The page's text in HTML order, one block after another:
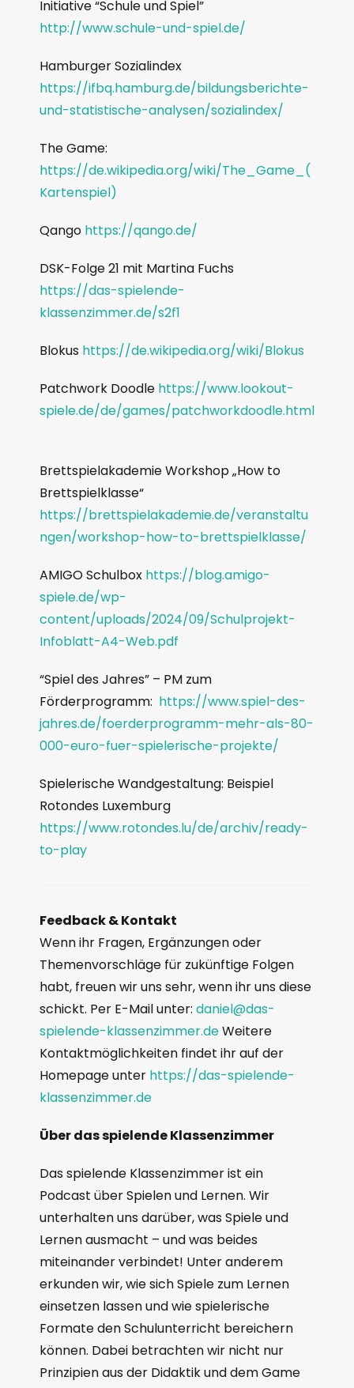
Initiative “Schule und Spiel”
http://www.schule-und-spiel.de/
Hamburger Sozialindex
https://ifbq.hamburg.de/bildungsberichte-
und-statistische-analysen/sozialindex/
The Game:
https://de.wikipedia.org/wiki/The_Game_(
Kartenspiel)
Qango https://qango.de/
DSK-Folge 21 mit Martina Fuchs
https://das-spielende-
klassenzimmer.de/s2f1
Blokus https://de.wikipedia.org/wiki/Blokus
Patchwork Doodle https://www.lookout-
spiele.de/de/games/patchworkdoodle.html
Brettspielakademie Workshop „How to
Brettspielklasse“
https://brettspielakademie.de/veranstaltu
ngen/workshop-how-to-brettspielklasse/
AMIGO Schulbox https://blog.amigo-
spiele.de/wp-
content/uploads/2024/09/Schulprojekt-
Infoblatt-A4-Web.pdf
“Spiel des Jahres” – PM zum
Förderprogramm: https://www.spiel-des-
jahres.de/foerderprogramm-mehr-als-80-
000-euro-fuer-spielerische-projekte/
Spielerische Wandgestaltung: Beispiel
Rotondes Luxemburg
https://www.rotondes.lu/de/archiv/ready-
to-play
Feedback & Kontakt
Wenn ihr Fragen, Ergänzungen oder
Themenvorschläge für zukünftige Folgen
habt, freuen wir uns sehr, wenn ihr uns diese
schickt. Per E-Mail unter: daniel@das-
spielende-klassenzimmer.deWeitere
Kontaktmöglichkeiten findet ihr auf der
Homepage unter https://das-spielende-
klassenzimmer.de
Über das spielende Klassenzimmer
Das spielende Klassenzimmer ist ein
Podcast über Spielen und Lernen. Wir
unterhalten uns darüber, was Spiele und
Lernen ausmacht – und was beides
miteinander verbindet! Unter anderem
erkunden wir, wie sich Spiele zum Lernen
einsetzen lassen und wie spielerische
Formate den Schulunterricht bereichern
können. Dabei betrachten wir nicht nur
Prinzipien aus der Didaktik und dem Game